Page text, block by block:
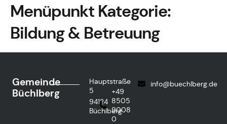
Menüpunkt Kategorie:
Bildung & Betreuung
Gemeinde
Büchlberg
Hauptstraße
5
94124
Büchlberg
+49
8505
9008
0
info@buechlberg.de